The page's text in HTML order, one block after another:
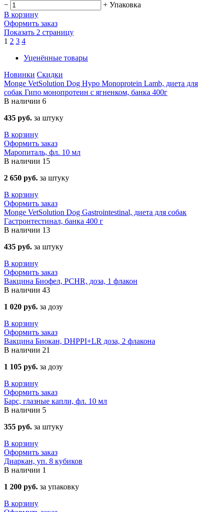
− + Упаковка
В корзину
Оформить заказ
Показать 2 страницу
1 2 3 4
Уценённые товары
Новинки Скидки
Monge VetSolution Dog Hypo Monoprotein Lamb, диета для
собак Гипо монопротеин с ягненком, банка 400г
В наличии 6
435 руб. за штуку
В корзину
Оформить заказ
Маропиталь, фл. 10 мл
В наличии 15
2 650 руб. за штуку
В корзину
Оформить заказ
Monge VetSolution Dog Gastrointestinal, диета для собак
Гастронтестинал, банка 400 г
В наличии 13
435 руб. за штуку
В корзину
Оформить заказ
Вакцина Биофел, PCHR, доза, 1 флакон
В наличии 43
1 020 руб. за дозу
В корзину
Оформить заказ
Вакцина Биокан, DHPPI+LR доза, 2 флакона
В наличии 21
1 105 руб. за дозу
В корзину
Оформить заказ
Барс, глазные капли, фл. 10 мл
В наличии 5
355 руб. за штуку
В корзину
Оформить заказ
Диаркан, уп. 8 кубиков
В наличии 1
1 200 руб. за упаковку
В корзину